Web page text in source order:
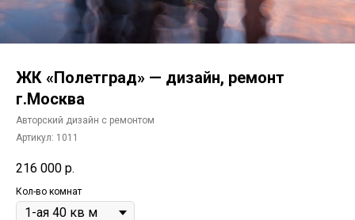
ЖК «Полетград» — дизайн, ремонт
г.Москва
Авторский дизайн с ремонтом
Артикул: 1011
216 000 р.
Кол-во комнат